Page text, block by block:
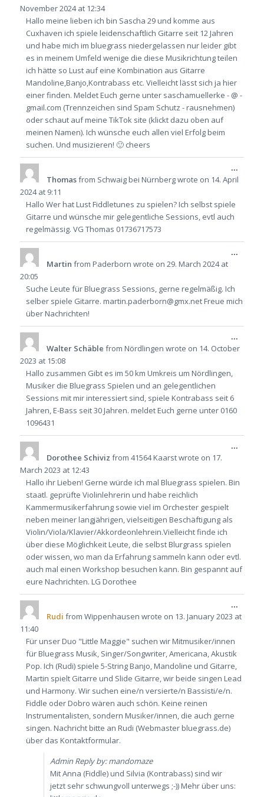
November 2024 at 12:34
Hallo meine lieben ich bin Sascha 29 und komme aus
Cuxhaven ich spiele leidenschaftlich Gitarre seit 12 Jahren
und habe mich im bluegrass niedergelassen nur leider gibt
es in meinem Umfeld wenige die diese Musikrichtung teilen
ich hätte so Lust auf eine Kombination aus Gitarre
Mandoline,Banjo,Kontrabass etc. Vielleicht lässt sich ja hier
einer finden. Meldet Euch gerne unter saschamuellerke - @ -
gmail.com (Trennzeichen sind Spam Schutz - rausnehmen)
oder schaut auf meine TikTok site (klickt dazu oben auf
meinen Namen). Ich wünsche euch allen viel Erfolg beim
suchen. Und musizieren! 🙂 cheers
Thomasfrom Schwaig bei Nürnbergwrote on 14. April
2024 at 9:11
Hallo Wer hat Lust Fiddletunes zu spielen? Ich selbst spiele
Gitarre und wünsche mir gelegentliche Sessions, evtl auch
regelmässig. VG Thomas 01736717573
...
this
Martin from Paderborn wrote on 29. March 2024 at
20:05
Suche Leute für Bluegrass Sessions, gerne regelmäßig. Ich
selber spiele Gitarre. martin.paderborn@gmx.net Freue mich
über Nachrichten!
...
Walter Schäble from Nördlingen wrote on 14. October
2023 at 15:08
Hallo zusammen Gibt es im 50 km Umkreis um Nördlingen,
Musiker die Bluegrass Spielen und an gelegentlichen
Sessions mit mir interessiert sind, spiele Kontrabass seit 6
Jahren, E-Bass seit 30 Jahren. meldet Euch gerne unter 0160
1096431
...
Dorothee Schiviz from 41564 Kaarstwrote on 17.
March 2023 at 12:43
Hallo ihr Lieben! Gerne würde ich mal Bluegrass spielen. Bin
staatl. geprüfte Violinlehrerin und habe reichlich
Kammermusikerfahrung sowie viel im Orchester gespielt
neben meiner langjährigen, vielseitigen Beschäftigung als
Violin/Viola/Klavier/Akkordeonlehrein.Vielleicht finde ich
über diese Möglichkeit Leute, die selbst Blurgrass spielen
oder wissen, wo man da Erfahrung sammeln kann oder evtl.
auch mal einen Workshop besuchen kann. Bin gespannt auf
eure Nachrichten. LG Dorothee
...
Rudi from Wippenhausen wrote on 13. January 2023 at
11:40
Für unser Duo "Little Maggie" suchen wir Mitmusiker/innen
für Bluegrass Musik, Singer/Songwriter, Americana, Akustik
Pop. Ich (Rudi) spiele 5-String Banjo, Mandoline und Gitarre,
Martin spielt Gitarre und Slide Gitarre, wir beide singen Lead
und Harmony. Wir suchen eine/n versierte/n Bassisti/e/n.
Fiddle oder Dobro wären auch schön. Keine reinen
Instrumentalisten, sondern Musiker/innen, die auch gerne
singen. Nachricht bitte an Rudi (Webmaster bluegrass.de)
über das Kontaktformular.
Admin Reply by: mandomaze
Mit Anna (Fiddle) und Silvia (Kontrabass) sind wir
jetzt sehr schwungvoll unterwegs ;-)) Mehr über uns:
...
this